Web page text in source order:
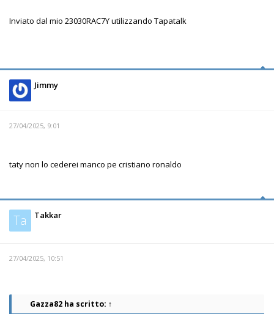
Inviato dal mio 23030RAC7Y utilizzando Tapatalk
Jimmy
27/04/2025, 9:01
taty non lo cederei manco pe cristiano ronaldo
Ta Takkar
27/04/2025, 10:51
Gazza82 ha scritto: ↑